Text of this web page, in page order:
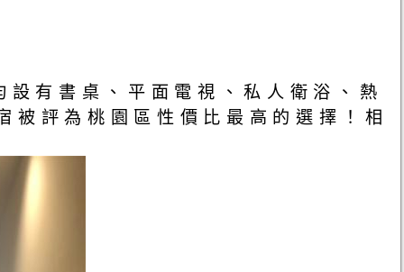
有書桌、平面電視、私人衛浴、熱
評為桃園區性價比最高的選擇！相